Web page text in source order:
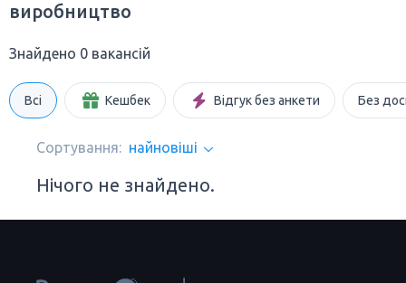
виробництво
Знайдено 0 вакансій
Всі Кешбек Відгук без анкети Без
Сортування: найновіші
Нічого не знайдено.